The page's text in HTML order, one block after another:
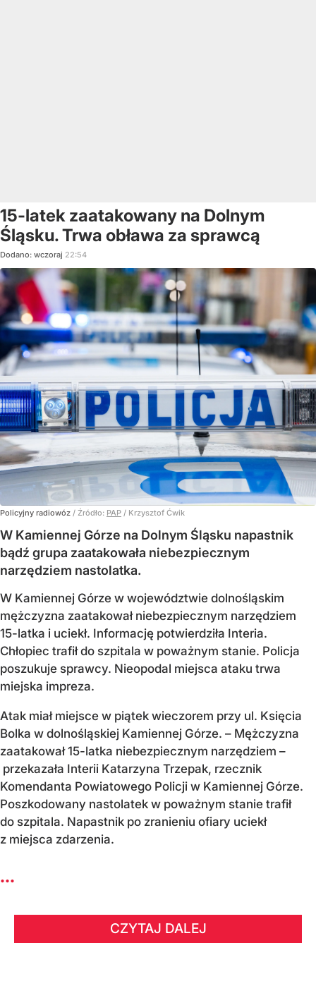
15-latek zaatakowany na Dolnym
Śląsku. Trwa obława za sprawcą
Dodano: wczoraj 22:54
Policyjny radiowóz / Źródło: PAP / Krzysztof Ćwik
W Kamiennej Górze na Dolnym Śląsku napastnik
bądź grupa zaatakowała niebezpiecznym
narzędziem nastolatka.
W Kamiennej Górze w województwie dolnośląskim
mężczyzna zaatakował niebezpiecznym narzędziem
15-latka i uciekł. Informację potwierdziła Interia.
Chłopiec trafił do szpitala w poważnym stanie. Policja
poszukuje sprawcy. Nieopodal miejsca ataku trwa
miejska impreza.
Atak miał miejsce w piątek wieczorem przy ul. Księcia
Bolka w dolnośląskiej Kamiennej Górze. – Mężczyzna
zaatakował 15-latka niebezpiecznym narzędziem –
przekazała Interii Katarzyna Trzepak, rzecznik
Komendanta Powiatowego Policji w Kamiennej Górze.
Poszkodowany nastolatek w poważnym stanie trafił
do szpitala. Napastnik po zranieniu ofiary uciekł
z miejsca zdarzenia.
...
CZYTAJ DALEJ